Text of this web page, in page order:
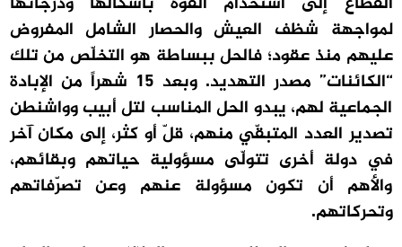
لمواجهة شظف العيش والحصار الشامل المفروض
عليهم منذ عقود؛ فالحل ببساطة هو التخلّص من تلك
“الكائنات” مصدر التهديد. وبعد 15 شهراً من الإبادة
الجماعية لهم، يبدو الحل المناسب لتل أبيب وواشنطن
تصدير العدد المتبقّي منهم، قلّ أو كثر، إلى مكان آخر
في دولة أخرى تتولّى مسؤولية حياتهم وبقائهم،
والأهم أن تكون مسؤولة عنهم وعن تصرّفاتهم
وتحركاتهم.